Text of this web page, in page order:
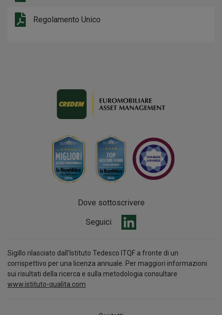
Regolamento Unico
Dove sottoscrivere
Seguici
Sigillo rilasciato dall’Istituto Tedesco ITQF a fronte di un
corrispettivo per una licenza annuale. Per maggiori informazioni
sui risultati della ricerca e sulla metodologia consultare
www.istituto-qualita.com